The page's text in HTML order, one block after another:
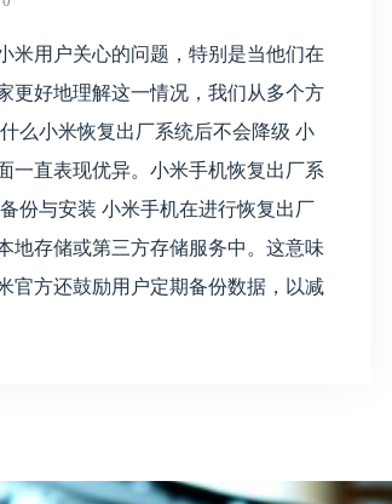
米用户关心的问题，特别是当他们在
更好地理解这一情况，我们从多个方
么小米恢复出厂系统后不会降级 小
一直表现优异。小米手机恢复出厂系
份与安装 小米手机在进行恢复出厂
地存储或第三方存储服务中。这意味
官方还鼓励用户定期备份数据，以减